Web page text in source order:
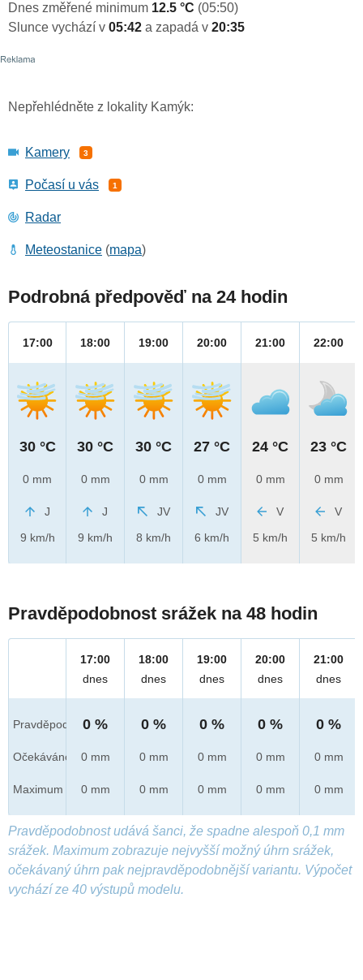
Dnes změřené minimum 12.5 °C (05:50)
Slunce vychází v 05:42 a zapadá v 20:35
Nepřehlédněte z lokality Kamýk:
Kamery 3
Počasí u vás 1
Radar
Meteostanice (mapa)
Podrobná předpověď na 24 hodin
17:00
30 °C
0 mm
J
9 km/h
18:00
30 °C
0 mm
J
9 km/h
19:00
30 °C
0 mm
JV
8 km/h
20:00
27 °C
0 mm
JV
6 km/h
21:00
24 °C
0 mm
V
5 km/h
22:00
23 °C
0 mm
V
5 km/h
Pravděpodobnost srážek na 48 hodin
Pravděpod.
Očekáváno
Maximum
17:00
dnes
0 %
0 mm
0 mm
18:00
dnes
0 %
0 mm
0 mm
19:00
dnes
0 %
0 mm
0 mm
20:00
dnes
0 %
0 mm
0 mm
21:00
dnes
0 %
0 mm
0 mm
Pravděpodobnost udává šanci, že spadne alespoň 0,1 mm
srážek. Maximum zobrazuje nejvyšší možný úhrn srážek,
očekávaný úhrn pak nejpravděpodobnější variantu. Výpočet
vychází ze 40 výstupů modelu.